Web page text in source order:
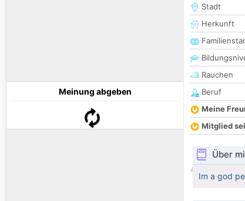
Meinung abgeben
Stadt
Herkunft
Rauchen
Beruf
Meine
Mitglied
Über
Im a god